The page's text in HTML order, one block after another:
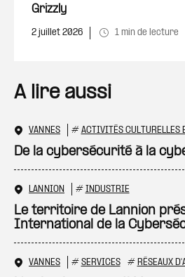
Grizzly
2 juillet 2026 1 min de lecture
A lire aussi
VANNES # ACTIVITÉS CULTURELLES
De la cybersécurité à la
LANNION # INDUSTRIE
Le territoire de Lannion
International de la
VANNES # SERVICES # RÉSEAUX